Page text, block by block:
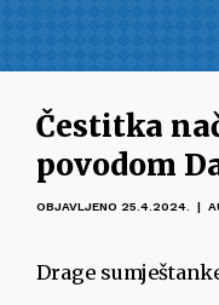
Čestitka
povodom
OBJAVLJENO 25.4.2024. |
Drage